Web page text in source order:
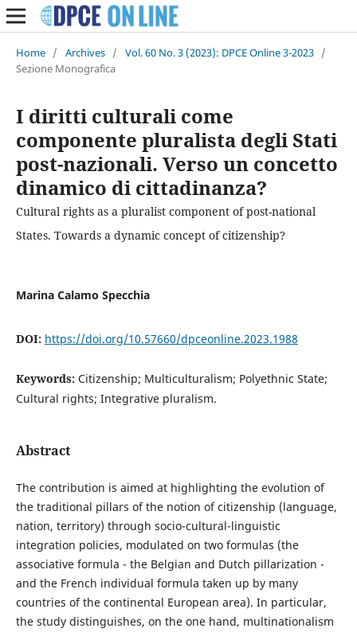
Home / Archives / Vol. 60 No. 3 (2023): DPCE Online 3-2023 /
Sezione Monografica
I diritti culturali come
componente pluralista degli Stati
post-nazionali. Verso un concetto
dinamico di cittadinanza?
Cultural rights as a pluralist component of post-national
States. Towards a dynamic concept of citizenship?
Marina Calamo Specchia
DOI: https://doi.org/10.57660/dpceonline.2023.1988
Keywords: Citizenship; Multiculturalism; Polyethnic State;
Cultural rights; Integrative pluralism.
Abstract
The contribution is aimed at highlighting the evolution of
the traditional pillars of the notion of citizenship (language,
nation, territory) through socio-cultural-linguistic
integration policies, modulated on two formulas (the
associative formula - the Belgian and Dutch pillarization -
and the French individual formula taken up by many
countries of the continental European area). In particular,
the study distinguishes, on the one hand, multinationalism